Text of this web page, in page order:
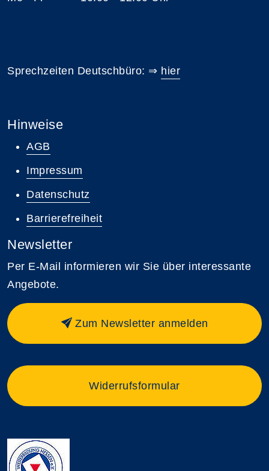
Sprechzeiten Deutschbüro: ⇒ hier
Hinweise
AGB
Impressum
Datenschutz
Barrierefreiheit
Newsletter
Per E-Mail informieren wir Sie über interessante
Angebote.
Zum Newsletter anmelden
Widerrufsformular